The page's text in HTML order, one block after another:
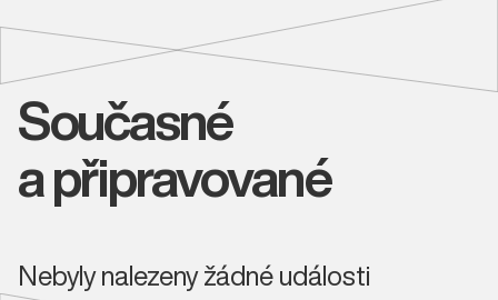
Současné
a připravované
Nebyly nalezeny žádné události